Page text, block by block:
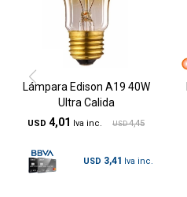
Lámpara Edison A19 40W
Ultra Calida
USD 4,01 USD 4,45
USD 3,41